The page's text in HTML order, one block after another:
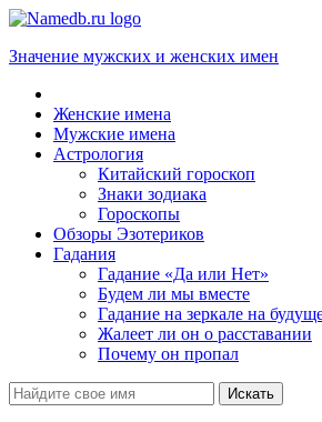
Значение мужских и женских имен
Женские имена
Мужские имена
Астрология
Китайский гороскоп
Знаки зодиака
Гороскопы
Обзоры Эзотериков
Гадания
Гадание «Да или Нет»
Будем ли мы вместе
Гадание на зеркале на
Жалеет ли он о расставании
Почему он пропал